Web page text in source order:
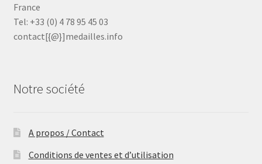
France
Tel: +33 (0) 4 78 95 45 03
contact[{@}]medailles.info
Notre société
A propos / Contact
Conditions de ventes et d’utilisation